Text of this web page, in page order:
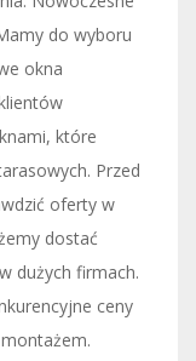
do wyboru
okna
które
Przed
oferty w
dostać
dużych firmach.
ceny